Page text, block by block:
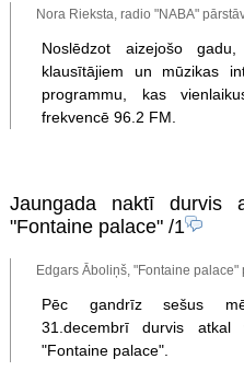
Nora Rieksta, radio "NABA"
Noslēdzot aizejošo
klausītājiem un mūzikas
programmu, kas
frekvencē 96.2 FM.
Jaungada naktī durvis
"Fontaine palace"/1
Edgars Āboliņš, "Fontaine palace"
Pēc gandrīz sešus
31.decembrī durvis atkal
"Fontaine palace".